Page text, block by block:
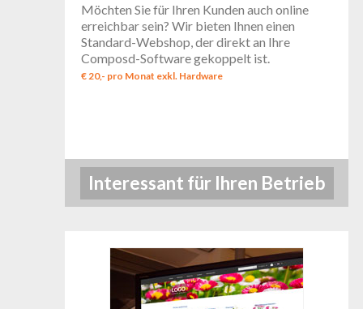
Möchten Sie für Ihren Kunden auch online
erreichbar sein? Wir bieten Ihnen einen
Standard-Webshop, der direkt an Ihre
Composd-Software gekoppelt ist.
€ 20,- pro Monat exkl. Hardware
Interessant für Ihren Betrieb